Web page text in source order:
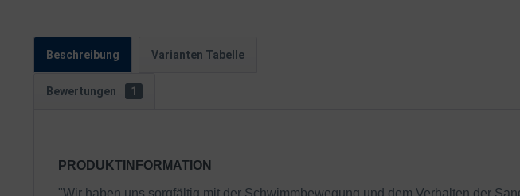
Beschreibung Varianten Tabelle
Bewertungen 1
PRODUKTINFORMATION
"Wir haben uns sorgfältig mit der Schwimmbewegung und dem Verhalten der